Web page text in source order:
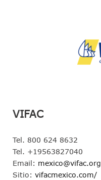
VIFAC
Tel. 800 624 8632
Tel. +19563827040
Email: mexico@vifac.org
Sitio: vifacmexico.com/